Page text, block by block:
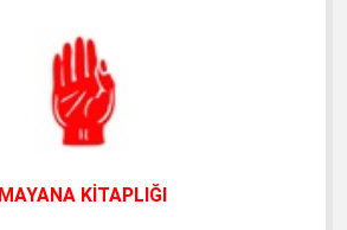
MAYANA KİTAPLIĞI